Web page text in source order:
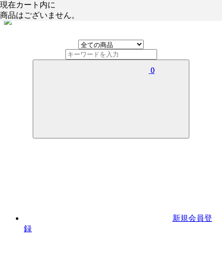
0
現在カート内に
商品はございません。
新規会員登
録
0
現在カート内に
商品はございません。